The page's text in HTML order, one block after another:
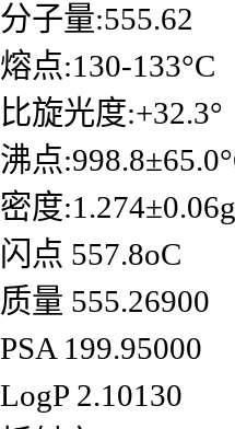
分子量:555.62
熔点:130-133°C
比旋光度:+32.3°
沸点
密度
闪点 557.8oC
质量 555.26900
PSA 199.95000
LogP 2.10130